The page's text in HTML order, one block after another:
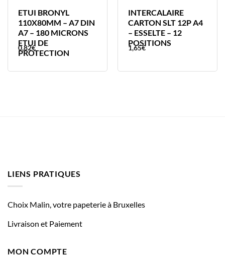
ETUI BRONYL
110X80MM – A7 DIN
A7 – 180 MICRONS
ETUI DE
PROTECTION
0,82€
INTERCALAIRE
CARTON SLT 12P A4
– ESSELTE – 12
POSITIONS
1,65€
LIENS PRATIQUES
Choix Malin, votre papeterie à Bruxelles
Livraison et Paiement
MON COMPTE